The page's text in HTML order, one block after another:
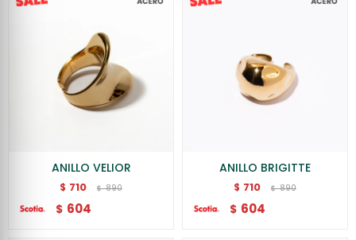
ANILLO VELIOR
$ 710 $ 890
$ 604
ANILLO BRIGITTE
$ 710 $ 890
$ 604